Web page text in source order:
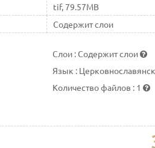
tif, 79.57MB
Содержит слои
Слои :Содержит слои
Язык :
Количество файлов : 1